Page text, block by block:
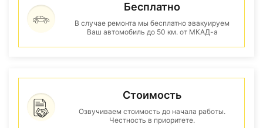
Бесплатно
В случае ремонта мы бесплатно эвакуируем
Ваш автомобиль до 50 км. от МКАД-а
Стоимость
Озвучиваем стоимость до начала работы.
Честность в приоритете.